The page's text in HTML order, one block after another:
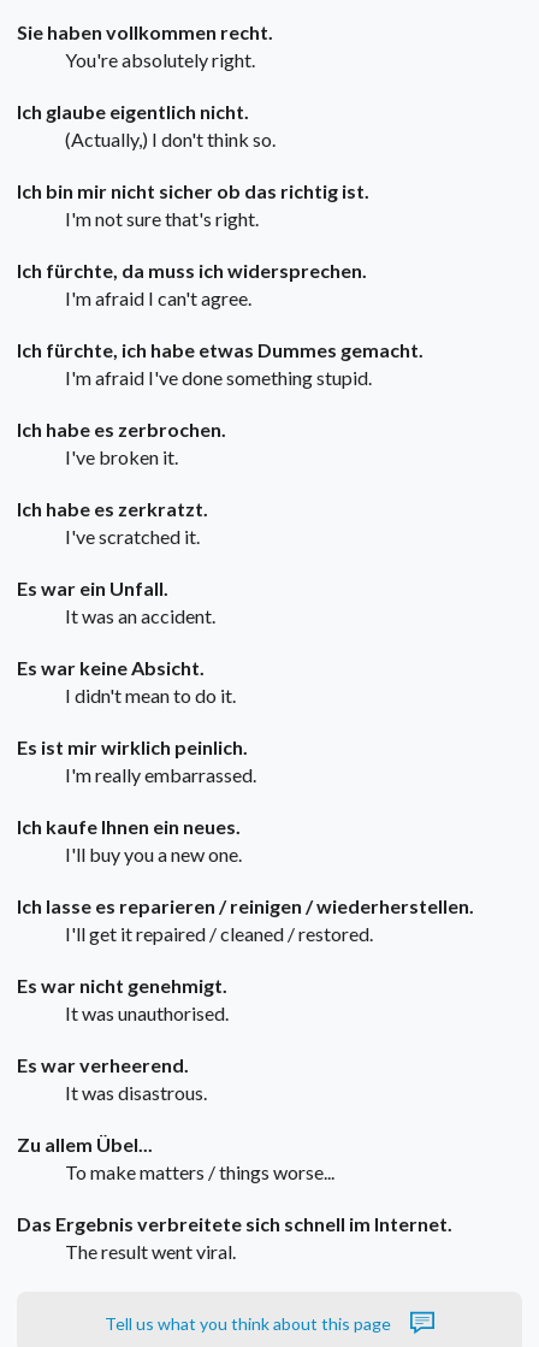
Sie haben vollkommen recht.
You're absolutely right.
Ich glaube eigentlich nicht.
(Actually,) I don't think so.
Ich bin mir nicht sicher ob das richtig ist.
I'm not sure that's right.
Ich fürchte, da muss ich widersprechen.
I'm afraid I can't agree.
Ich fürchte, ich habe etwas Dummes gemacht.
I'm afraid I've done something stupid.
Ich habe es zerbrochen.
I've broken it.
Ich habe es zerkratzt.
I've scratched it.
Es war ein Unfall.
It was an accident.
Es war keine Absicht.
I didn't mean to do it.
Es ist mir wirklich peinlich.
I'm really embarrassed.
Ich kaufe Ihnen ein neues.
I'll buy you a new one.
Ich lasse es reparieren / reinigen / wiederherstellen.
I'll get it repaired / cleaned / restored.
Es war nicht genehmigt.
It was unauthorised.
Es war verheerend.
It was disastrous.
Zu allem Übel...
To make matters / things worse...
Das Ergebnis verbreitete sich schnell im Internet.
The result went viral.
Tell us what you think about this page